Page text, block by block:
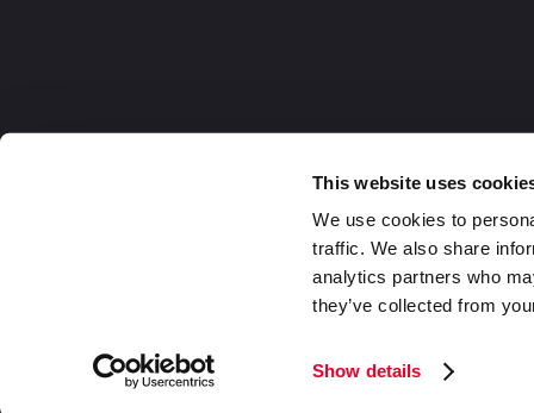
This website uses
We use cookies to
traffic. We also share
analytics partners who
they’ve collected from
Show details
2026 DaklaPack Group. Alle Rechte